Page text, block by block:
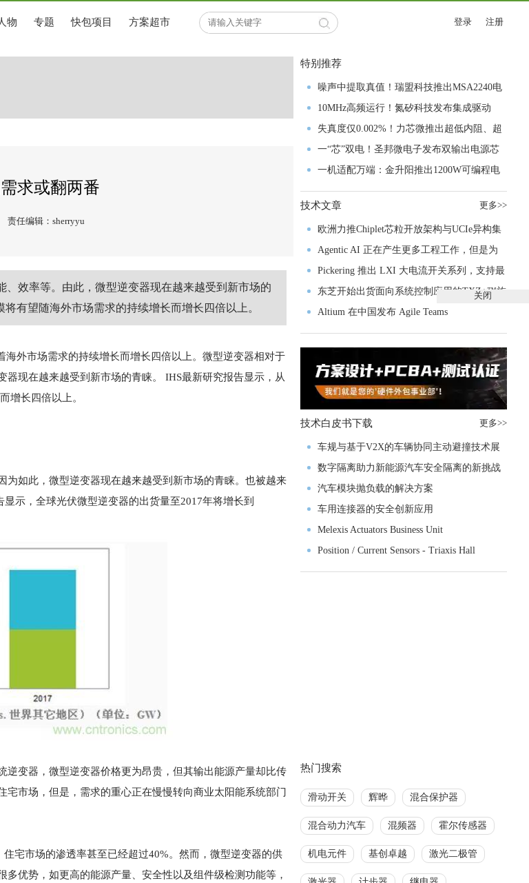
物 专题 快包项目 方案超市 登录 注册
求或翻两番
责任编辑：sherryyu
、效率等。由此，微型逆变器现在越来越受到新市场的
有望随海外市场需求的持续增长而增长四倍以上。
外市场需求的持续增长而增长四倍以上。微型逆变器相对于
现在越来越受到新市场的青睐。 IHS最新研究报告显示，从
增长四倍以上。
如此，微型逆变器现在越来越受到新市场的青睐。也被越来
示，全球光伏微型逆变器的出货量至2017年将增长到
变器，微型逆变器价格更为昂贵，但其输出能源产量却比传
市场，但是，需求的重心正在慢慢转向商业太阳能系统部门
宅市场的渗透率甚至已经超过40%。然而，微型逆变器的供
优势，如更高的能源产量、安全性以及组件级检测功能等，
特别推荐
噪声中提取真值！瑞盟科技推出MSA2240电
流检测芯片赋能多元高端测量场景
10MHz高频运行！氮矽科技发布集成驱动
GaN芯片，助力电源能效再攀新高
失真度仅0.002%！力芯微推出超低内阻、超
低失真4PST模拟开关
一“芯”双电！圣邦微电子发布双输出电源芯
片，简化AFE与音频设计
一机适配万端：金升阳推出1200W可编程电
源，赋能高端装备制造
技术文章 更多>>
欧洲力推Chiplet芯粒开放架构与UCIe异构集
成以加速其汽车产业生态智能化进程
Agentic AI 正在产生更多工程工作，但是为
什么系统开发进展并没有更快？
Pickering 推出 LXI 大电流开关系列，支持最
高 80A、300V 信号
东芝开始出货面向系统控制应用的TXZ+™族
入门级M4V组
Altium 在中国发布 Agile Teams
技术白皮书下载 更多>>
车规与基于V2X的车辆协同主动避撞技术展
望
数字隔离助力新能源汽车安全隔离的新挑战
汽车模块抛负载的解决方案
车用连接器的安全创新应用
Melexis Actuators Business Unit
Position / Current Sensors - Triaxis Hall
热门搜索
滑动开关 辉晔 混合保护器
混合动力汽车 混频器 霍尔传感器
机电元件 基创卓越 激光二极管
关闭